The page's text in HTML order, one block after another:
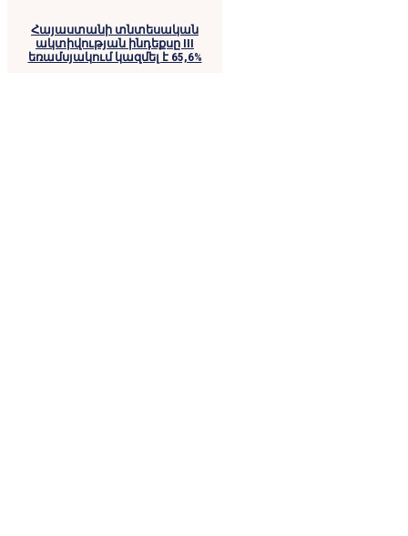
Հայաստանի տնտեսական
ակտիվության ինդեքսը III
եռամսյակում կազմել է 65,6%